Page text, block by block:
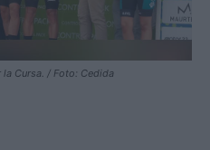
la Cursa. / Foto: Cedida